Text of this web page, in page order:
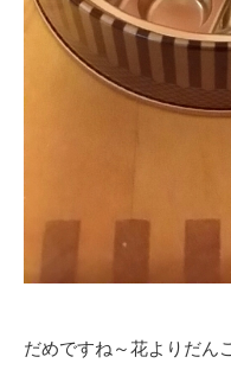
だめですね～花よりだん